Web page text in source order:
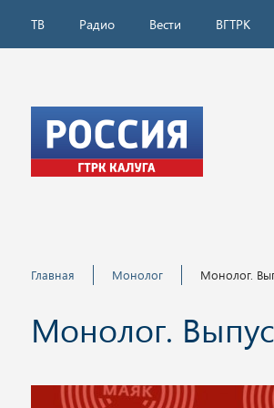
ТВ Радио Вести ВГТРК
Главная Монолог Монолог.
Монолог.